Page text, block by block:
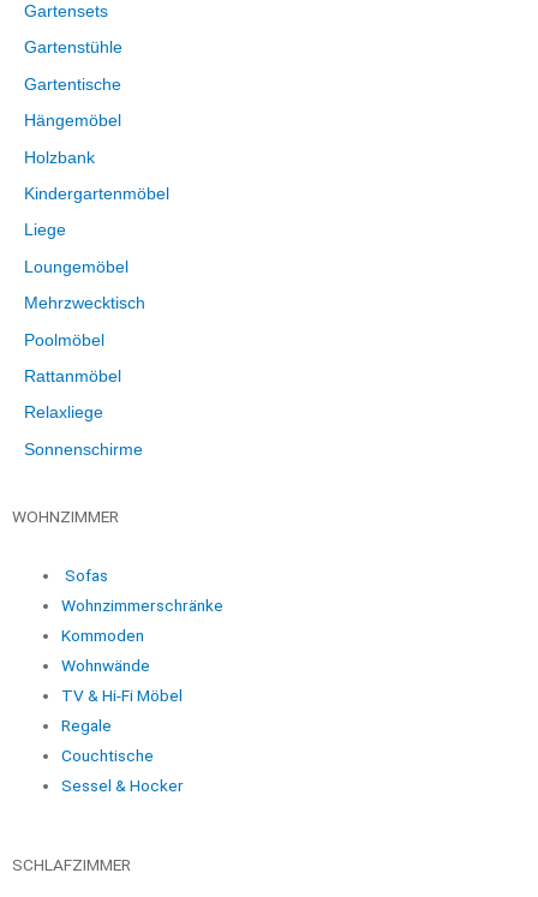
Gartensets
Gartenstühle
Gartentische
Hängemöbel
Holzbank
Kindergartenmöbel
Liege
Loungemöbel
Mehrzwecktisch
Poolmöbel
Rattanmöbel
Relaxliege
Sonnenschirme
WOHNZIMMER
Sofas
Wohnzimmerschränke
Kommoden
Wohnwände
TV & Hi-Fi Möbel
Regale
Couchtische
Sessel & Hocker
SCHLAFZIMMER